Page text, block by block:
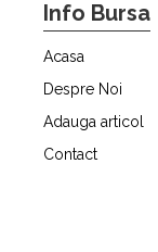
Info Bursa
Acasa
Despre Noi
Adauga articol
Contact